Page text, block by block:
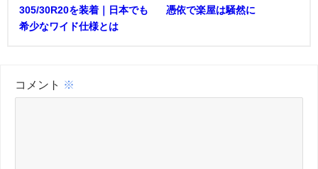
305/30R20を装着｜日本でも
希少なワイド仕様とは
憑依で楽屋は騒然に
コメント ※